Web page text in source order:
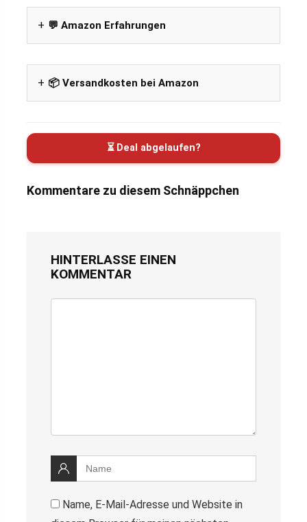
💬 Amazon Erfahrungen
📦 Versandkosten bei Amazon
⏳ Deal abgelaufen?
Kommentare zu diesem Schnäppchen
HINTERLASSE EINEN
KOMMENTAR
Name, E-Mail-Adresse und Website in